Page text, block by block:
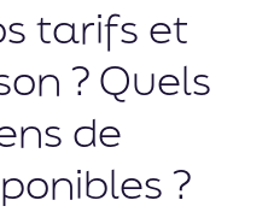
tarifs et
? Quels
de
?